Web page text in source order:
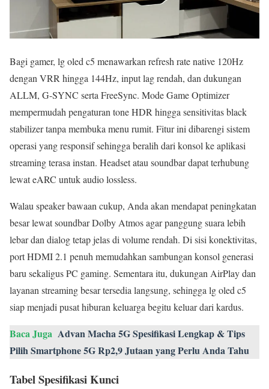
Bagi gamer, lg oled c5 menawarkan refresh rate native 120Hz
dengan VRR hingga 144Hz, input lag rendah, dan dukungan
ALLM, G-SYNC serta FreeSync. Mode Game Optimizer
mempermudah pengaturan tone HDR hingga sensitivitas black
stabilizer tanpa membuka menu rumit. Fitur ini dibarengi sistem
operasi yang responsif sehingga beralih dari konsol ke aplikasi
streaming terasa instan. Headset atau soundbar dapat terhubung
lewat eARC untuk audio lossless.
Walau speaker bawaan cukup, Anda akan mendapat peningkatan
besar lewat soundbar Dolby Atmos agar panggung suara lebih
lebar dan dialog tetap jelas di volume rendah. Di sisi konektivitas,
port HDMI 2.1 penuh memudahkan sambungan konsol generasi
baru sekaligus PC gaming. Sementara itu, dukungan AirPlay dan
layanan streaming besar tersedia langsung, sehingga lg oled c5
siap menjadi pusat hiburan keluarga begitu keluar dari kardus.
Baca Juga Advan Macha 5G Spesifikasi Lengkap & Tips
Pilih Smartphone 5G Rp2,9 Jutaan yang Perlu Anda Tahu
Tabel Spesifikasi Kunci